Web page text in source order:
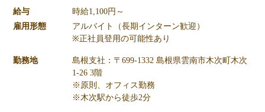
給与
時給1,100円～
雇用形態
アルバイト（長期インターン歓迎）
※正社員登用の可能性あり
勤務地
島根支社：〒699-1332 島根県雲南市木次町木次
1-26 3階
※原則、オフィス勤務
※木次駅から徒歩2分